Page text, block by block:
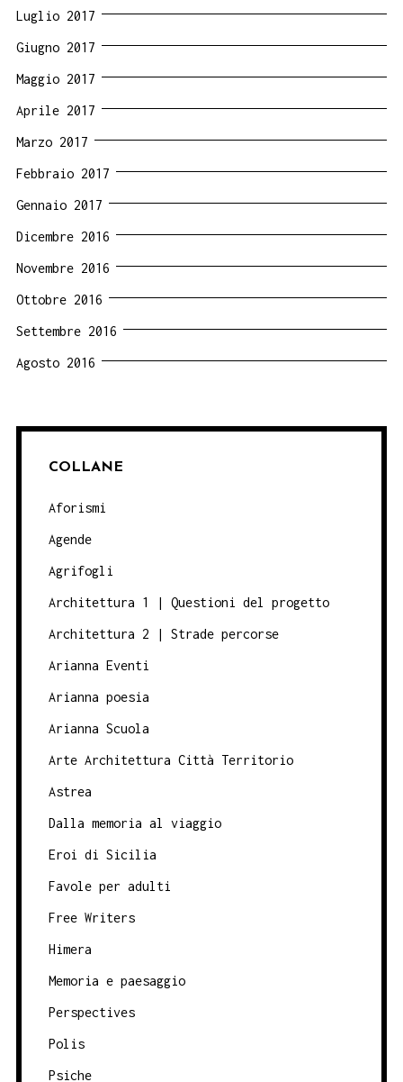
Luglio 2017
Giugno 2017
Maggio 2017
Aprile 2017
Marzo 2017
Febbraio 2017
Gennaio 2017
Dicembre 2016
Novembre 2016
Ottobre 2016
Settembre 2016
Agosto 2016
COLLANE
Aforismi
Agende
Agrifogli
Architettura 1 | Questioni del progetto
Architettura 2 | Strade percorse
Arianna Eventi
Arianna poesia
Arianna Scuola
Arte Architettura Città Territorio
Astrea
Dalla memoria al viaggio
Eroi di Sicilia
Favole per adulti
Free Writers
Himera
Memoria e paesaggio
Perspectives
Polis
Psiche